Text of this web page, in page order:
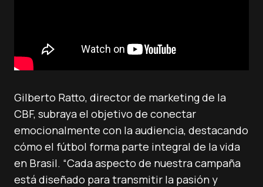
Gilberto Ratto, director de marketing de la
CBF, subraya el objetivo de conectar
emocionalmente con la audiencia, destacando
cómo el fútbol forma parte integral de la vida
en Brasil. “Cada aspecto de nuestra campaña
está diseñado para transmitir la pasión y